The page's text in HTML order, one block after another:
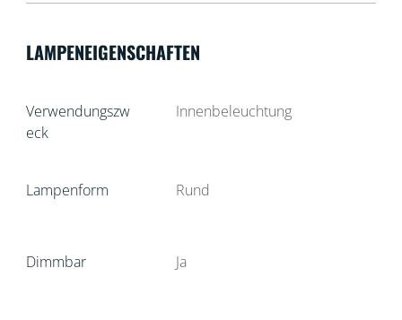
LAMPENEIGENSCHAFTEN
Verwendungszw
eck
Innenbeleuchtung
Lampenform Rund
Dimmbar Ja